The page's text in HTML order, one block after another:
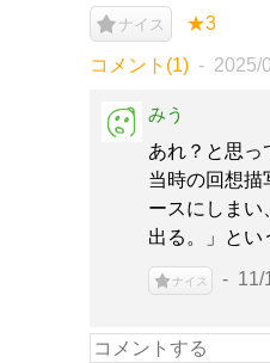
ナイス ★3
コメント(1) 2025/
みう
あれ？と思っ
当時の回想描
ースにしまい
出る。」とい
ナイス 11/